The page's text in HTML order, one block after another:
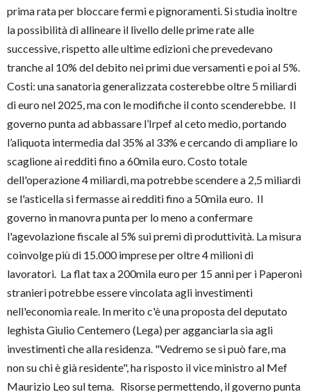
prima rata per bloccare fermi e pignoramenti. Si studia inoltre
la possibilità di allineare il livello delle prime rate alle
successive, rispetto alle ultime edizioni che prevedevano
tranche al 10% del debito nei primi due versamenti e poi al 5%.
Costi: una sanatoria generalizzata costerebbe oltre 5 miliardi
di euro nel 2025, ma con le modifiche il conto scenderebbe. Il
governo punta ad abbassare l’Irpef al ceto medio, portando
l’aliquota intermedia dal 35% al 33% e cercando di ampliare lo
scaglione ai redditi fino a 60mila euro. Costo totale
dell'operazione 4 miliardi, ma potrebbe scendere a 2,5 miliardi
se l'asticella si fermasse ai redditi fino a 50mila euro. Il
governo in manovra punta per lo meno a confermare
l'agevolazione fiscale al 5% sui premi di produttività. La misura
coinvolge più di 15.000 imprese per oltre 4 milioni di
lavoratori. La flat tax a 200mila euro per 15 anni per i Paperoni
stranieri potrebbe essere vincolata agli investimenti
nell'economia reale. In merito c'è una proposta del deputato
leghista Giulio Centemero (Lega) per agganciarla sia agli
investimenti che alla residenza. "Vedremo se si può fare, ma
non su chi è già residente", ha risposto il vice ministro al Mef
Maurizio Leo sul tema. Risorse permettendo, il governo punta